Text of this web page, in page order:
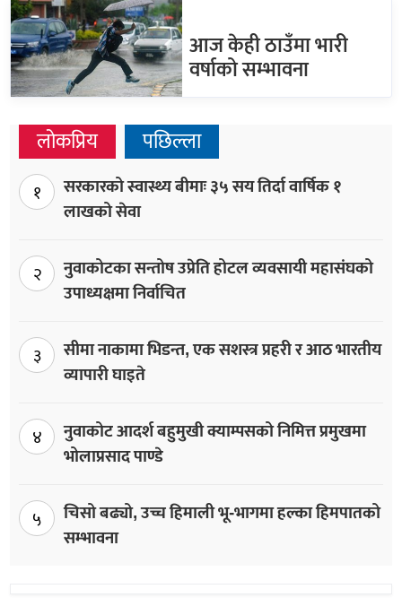
आज केही ठाउँमा भारी
वर्षाको सम्भावना
लोकप्रिय पछिल्ला
१
सरकारको स्वास्थ्य बीमाः ३५ सय तिर्दा वार्षिक १
लाखको सेवा
२
नुवाकोटका सन्तोष उप्रेति होटल व्यवसायी महासंघको
उपाध्यक्षमा निर्वाचित
३
सीमा नाकामा भिडन्त, एक सशस्त्र प्रहरी र आठ भारतीय
व्यापारी घाइते
४
नुवाकोट आदर्श बहुमुखी क्याम्पसको निमित्त प्रमुखमा
भोलाप्रसाद पाण्डे
५
चिसो बढ्यो, उच्च हिमाली भू-भागमा हल्का हिमपातको
सम्भावना